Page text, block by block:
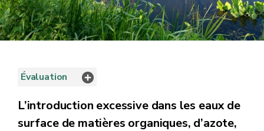
Évaluation
L’introduction excessive dans les eaux de
surface de matières organiques, d’azote,